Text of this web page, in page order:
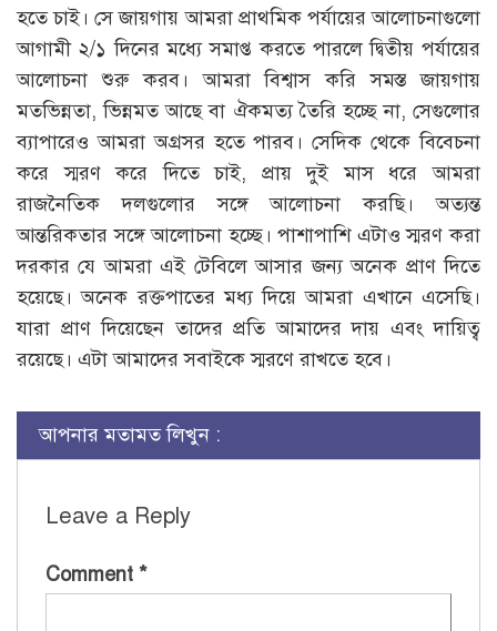
হতে চাই। সে জায়গায় আমরা প্রাথমিক পর্যায়ের আলোচনাগুলো
আগামী ২/১ দিনের মধ্যে সমাপ্ত করতে পারলে দ্বিতীয় পর্যায়ের
আলোচনা শুরু করব। আমরা বিশ্বাস করি সমস্ত জায়গায়
মতভিন্নতা, ভিন্নমত আছে বা ঐকমত্য তৈরি হচ্ছে না, সেগুলোর
ব্যাপারেও আমরা অগ্রসর হতে পারব। সেদিক থেকে বিবেচনা
করে স্মরণ করে দিতে চাই, প্রায় দুই মাস ধরে আমরা
রাজনৈতিক দলগুলোর সঙ্গে আলোচনা করছি। অত্যন্ত
আন্তরিকতার সঙ্গে আলোচনা হচ্ছে। পাশাপাশি এটাও স্মরণ করা
দরকার যে আমরা এই টেবিলে আসার জন্য অনেক প্রাণ দিতে
হয়েছে। অনেক রক্তপাতের মধ্য দিয়ে আমরা এখানে এসেছি।
যারা প্রাণ দিয়েছেন তাদের প্রতি আমাদের দায় এবং দায়িত্ব
রয়েছে। এটা আমাদের সবাইকে স্মরণে রাখতে হবে।
আপনার মতামত লিখুন :
Leave a Reply
Comment *